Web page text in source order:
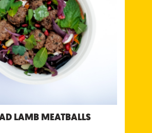
LAMB MEATBALLS
Tápanyagtartalom (g/adag)
Energia 400 kcal
Fehérje 28 g
Szénhidrát 20 g
ebből cukor 17 g
ebből telített zsírok 8.8 g
Tejtermék, Mustár